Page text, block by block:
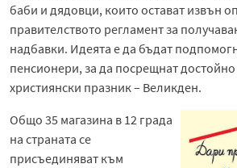
баби и дядовци, които остават извън
правителството регламент за
надбавки. Идеята е да бъдат
пенсионери, за да посрещнат
християнски празник – Великден.
Общо 35 магазина в 12 града
на страната се
присъединяват към